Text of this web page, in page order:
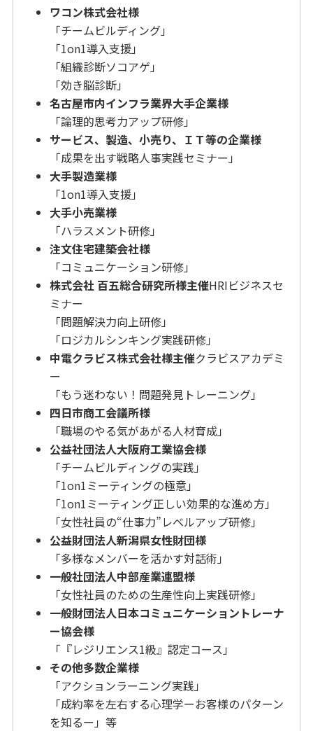
ワコン株式会社様
「チームビルディング」
「1on1導入支援」
「組織診断ソコアゲ」
「効き脳診断」
名古屋市内インフラ業界大手企業様
「論理的思考力アップ研修」
サービス、製造、小売り、ＩＴ等の企業様
「成果を出す戦略人事実践セミナー」
大手製造業様
「1on1導入支援」
大手小売業様
「ハラスメント研修」
注文住宅建築会社様
「コミュニケーション研修」
株式会社 百五総合研究所様主催HRIビジネスセ
ミナー
「問題解決力向上研修」
「ロジカルシンキング実践研修」
中電クラビス株式会社様主催クラビスアカデミ
ー
「もう迷わない！問題発見トレーニング」
四日市商工会議所様
「職場のやる気があがる人材育成」
公益社団法人大阪府工業協会様
「チームビルディングの実践」
「1on1ミーティングの極意」
「1on1ミーティング正しい効果的な進め方」
「女性社員の“仕事力”レベルアップ研修」
公益財団法人新潟県女性財団様
「多様なメンバーを活かす対話術」
一般社団法人中部産業連盟様
「女性社員のための生産性向上実践研修」
一般財団法人日本コミュニケーショントレーナ
ー協会様
「『レジリエンス1級』認定コース」
その他多数企業様
「アクションラーニング実践」
「成約率を左右する心理学ーお客様のパターン
を知るー」等